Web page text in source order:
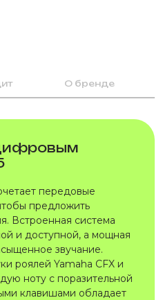
О бренде
передовые
предложить
Встроенная система
и доступной, а мощная
звучание.
роялей Yamaha CFX и
ноту с поразительной
клавишами обладает